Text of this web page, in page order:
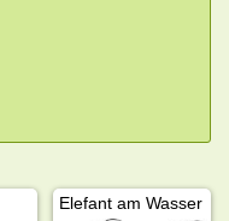
Elefant am Wasser